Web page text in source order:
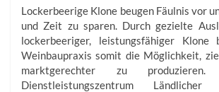
Lockerbeerige Klone beugen Fäulnis vor
und Zeit zu sparen. Durch gezielte
lockerbeeriger, leistungsfähiger
Weinbaupraxis somit die Möglichkeit,
marktgerechter zu
Dienstleistungszentrum